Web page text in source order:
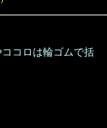
コロは輪ゴムで括